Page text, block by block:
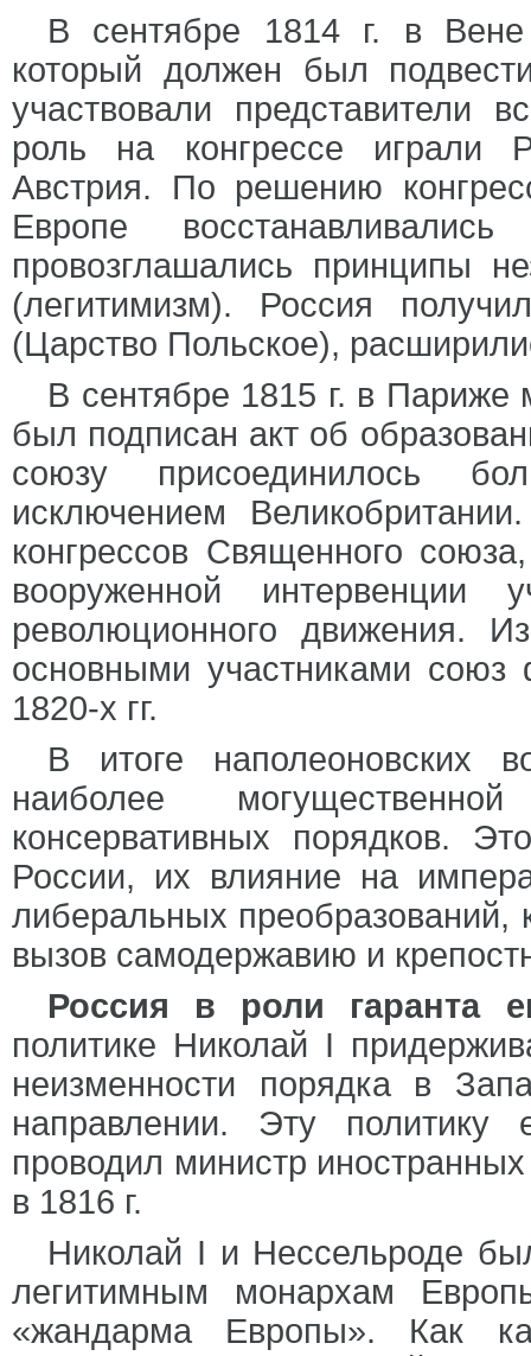
В сентябре 1814 г. в Вене
который должен был
участвовали представители
роль на конгрессе играли
Австрия. По решению
Европе
провозглашались принципы
(легитимизм). Россия
(Царство Польское),
В сентябре 1815 г. в
был подписан акт об
союзу присоединилось
исключением
конгрессов Священного
вооруженной интервенции
революционного движения.
основными участниками союз
1820-х гг.
В итоге наполеоновских
наиболее
консервативных порядков.
России, их влияние на
либеральных
вызов самодержавию и
Россия в роли гаранта
политике Николай I
неизменности порядка в
направлении. Эту
проводил министр
в 1816 г.
Николай I и Нессельроде
легитимным монархам
«жандарма Европы». Как